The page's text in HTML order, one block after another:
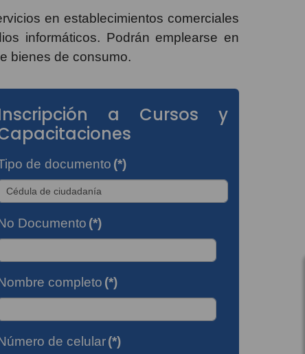
en establecimientos comerciales
informáticos. Podrán emplearse en
bienes de consumo.
a Cursos y
de documento (*)
Documento (*)
completo (*)
de celular(*)